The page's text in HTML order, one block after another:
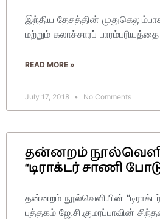
இந்திய தேசத்தின்
மற்றும் கலாச்சாரப் பாரம்பரியத்தை
READ MORE »
July 17, 2018 No Comments
தன்னறம்
“டிராக்டர் சாணி
தன்னறம் நூல்வெளியின்
புத்தகம் ஜே.சி.குமரப்பாவின்